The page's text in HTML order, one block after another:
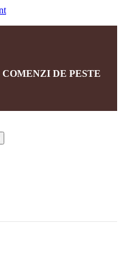
DE PESTE